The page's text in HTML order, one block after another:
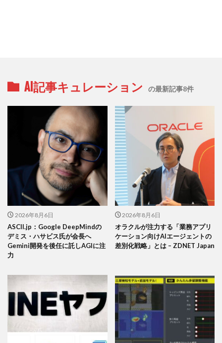
AI記事キュレーション の最新記事8件
2026年8月6日
ASCII.jp：Google DeepMindの
デミス・ハサビス氏が会長へ
Gemini開発を後任に託しAGIに注
力
2026年8月6日
オラクルが注力する「業務アプリ
ケーション向けAIエージェントの
差別化戦略」とは – ZDNET Japan